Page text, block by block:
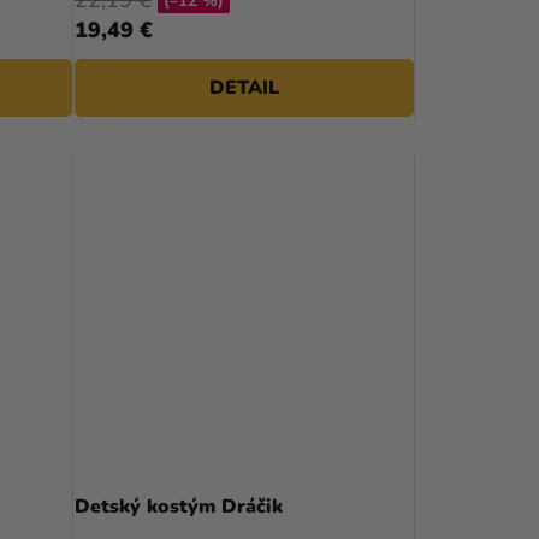
5
hviezdičiek.
19,49 €
DETAIL
Detský kostým Dráčikhodnotenie